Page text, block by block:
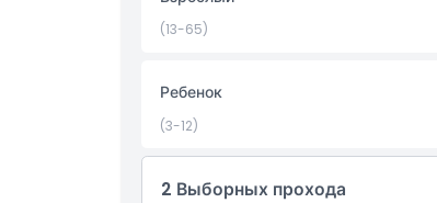
Включено
Политика в отношении детей и взрослых
Исключения
(13-65)
Ребенок
(3-12)
2 Выборных прохода